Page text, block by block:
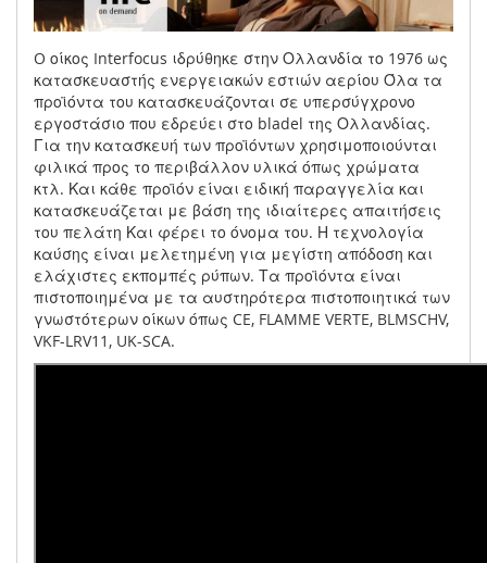
O οίκος Interfocus ιδρύθηκε στην Ολλανδία το 1976 ως
κατασκευαστής ενεργειακών εστιών αερίου Όλα τα
προϊόντα του κατασκευάζονται σε υπερσύγχρονο
εργοστάσιο που εδρεύει στο bladel της Ολλανδίας.
Για την κατασκευή των προϊόντων χρησιμοποιούνται
φιλικά προς το περιβάλλον υλικά όπως χρώματα
κτλ. Και κάθε προϊόν είναι ειδική παραγγελία και
κατασκευάζεται με βάση της ιδιαίτερες απαιτήσεις
του πελάτη Και φέρει το όνομα του. Η τεχνολογία
καύσης είναι μελετημένη για μεγίστη απόδοση και
ελάχιστες εκπομπές ρύπων. Τα προϊόντα είναι
πιστοποιημένα με τα αυστηρότερα πιστοποιητικά των
γνωστότερων οίκων όπως CE, FLAMME VERTE, BLMSCHV,
VKF-LRV11, UK-SCA.